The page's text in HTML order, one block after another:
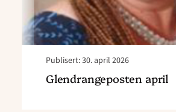
Publisert: 30. april 2026
Glendrangeposten april